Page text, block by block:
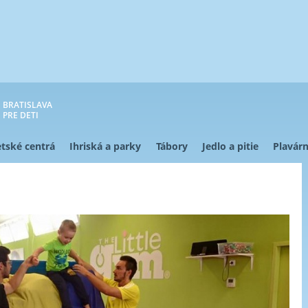
BRATISLAVA
PRE DETI
centrá Ihriská a parky Tábory Jedlo a pitie